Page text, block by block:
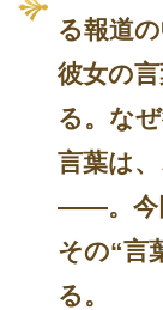
る報道の
彼女の
る。な
言葉は
——。今
その“言
る。